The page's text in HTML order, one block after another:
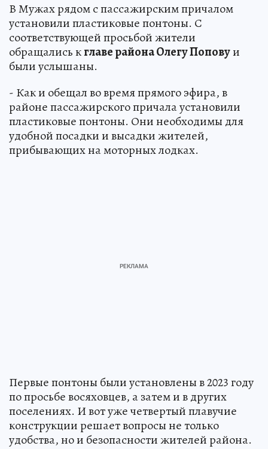
В Мужах рядом с пассажирским причалом
установили пластиковые понтоны. С
соответствующей просьбой жители
обращались кглаве района Олегу Поповуи
были услышаны.
- Как и обещал во время прямого эфира, в
районе пассажирского причала установили
пластиковые понтоны. Они необходимы для
удобной посадки и высадки жителей,
прибывающих на моторных лодках.
Первые понтоны были установлены в 2023 году
по просьбе восяховцев, а затем и в других
поселениях. И вот уже четвертый плавучие
конструкции решает вопросы не только
удобства, но и безопасности жителей района.